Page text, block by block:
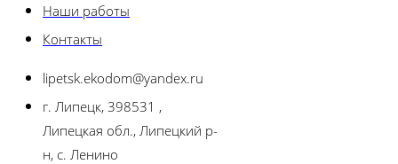
Наши работы
Контакты
lipetsk.ekodom@yandex.ru
г. Липецк, 398531 ,
Липецкая обл., Липецкий р-
н, с. Ленино